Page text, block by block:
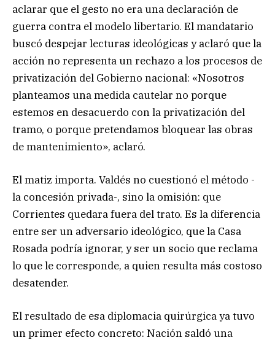
aclarar que el gesto no era una declaración de
guerra contra el modelo libertario. El mandatario
buscó despejar lecturas ideológicas y aclaró que la
acción no representa un rechazo a los procesos de
privatización del Gobierno nacional: «Nosotros
planteamos una medida cautelar no porque
estemos en desacuerdo con la privatización del
tramo, o porque pretendamos bloquear las obras
de mantenimiento», aclaró.
El matiz importa. Valdés no cuestionó el método -
la concesión privada-, sino la omisión: que
Corrientes quedara fuera del trato. Es la diferencia
entre ser un adversario ideológico, que la Casa
Rosada podría ignorar, y ser un socio que reclama
lo que le corresponde, a quien resulta más costoso
desatender.
El resultado de esa diplomacia quirúrgica ya tuvo
un primer efecto concreto: Nación saldó una